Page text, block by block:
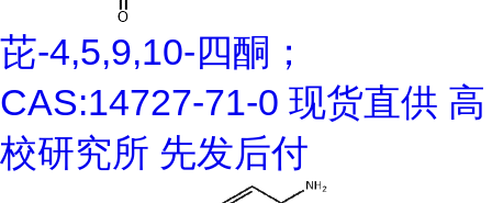
芘-4,5,9,10-四酮；
CAS:14727-71-0 现货直供 高
校研究所 先发后付